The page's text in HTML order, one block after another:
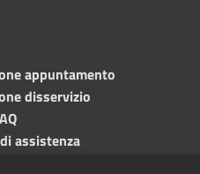
appuntamento
disservizio
assistenza